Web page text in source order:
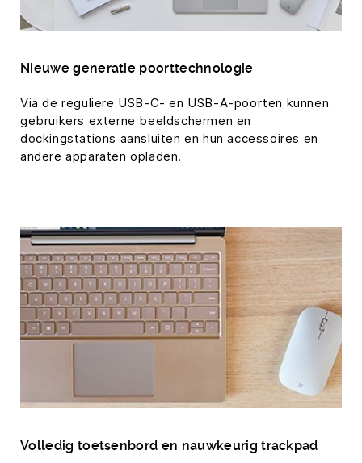
Nieuwe generatie poorttechnologie
Via de reguliere USB-C- en USB-A-poorten kunnen
gebruikers externe beeldschermen en
dockingstations aansluiten en hun accessoires en
andere apparaten opladen.
Volledig toetsenbord en nauwkeurig trackpad